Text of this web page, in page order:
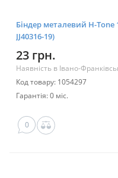
Біндер металевий H-Tone
JJ40316-19)
23 грн.
Наявність в Івано-
Код товару: 1054297
Гарантія: 0 міс.
0